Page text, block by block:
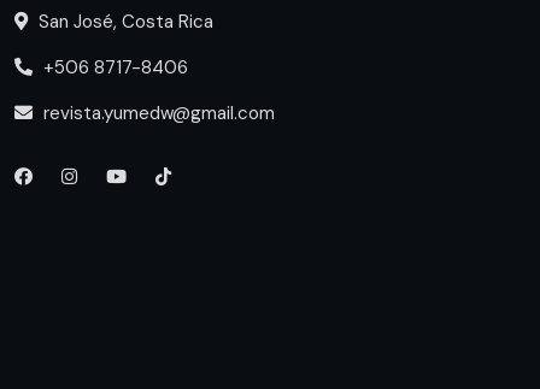
San José, Costa Rica
+506 8717-8406
revista.yumedw@gmail.com